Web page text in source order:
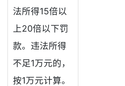
法所得15倍以
上20倍以下罚
款。违法所得
不足1万元的，
按1万元计算。